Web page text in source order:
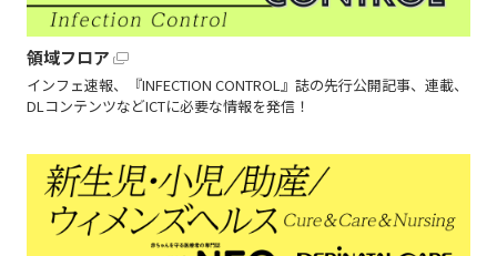
領域フロア
インフェ速報、『INFECTION CONTROL』誌の先行公開記事、連載、
DLコンテンツなどICTに必要な情報を発信！